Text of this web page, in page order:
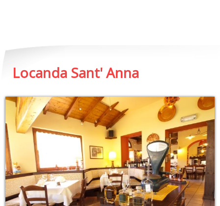
Locanda Sant' Anna